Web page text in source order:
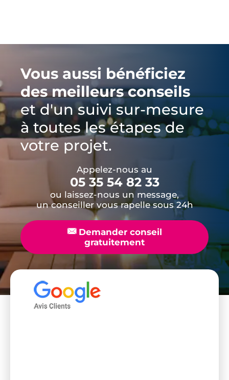
Vous aussi bénéficiez
des meilleurs conseils
et d'un suivi sur-mesure
à toutes les étapes de
votre projet.
Appelez-nous au
05 35 54 82 33
ou laissez-nous un message,
un conseiller vous rapelle sous 24h
📧Demander conseil
gratuitement